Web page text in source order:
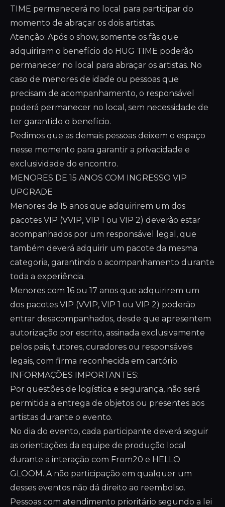
TIME permanecerá no local para participar do
momento de abraçar os dois artistas.
Atenção: Após o show, somente os fãs que
adquiriram o benefício do HUG TIME poderão
permanecer no local para abraçar os artistas. No
caso de menores de idade ou pessoas que
precisam de acompanhamento, o responsável
poderá permanecer no local, sem necessidade de
ter garantido o benefício.
Pedimos que as demais pessoas deixem o espaço
nesse momento para garantir a privacidade e
exclusividade do encontro.
MENORES DE 15 ANOS COM INGRESSO VIP
UPGRADE
Menores de 15 anos que adquirirem um dos
pacotes VIP (VVIP, VIP 1 ou VIP 2) deverão estar
acompanhados por um responsável legal, que
também deverá adquirir um pacote da mesma
categoria, garantindo o acompanhamento durante
toda a experiência.
Menores com 16 ou 17 anos que adquirirem um
dos pacotes VIP (VVIP, VIP 1 ou VIP 2) poderão
entrar desacompanhados, desde que apresentem
autorização por escrito, assinada exclusivamente
pelos pais, tutores, curadores ou responsáveis
legais, com firma reconhecida em cartório.
INFORMAÇÕES IMPORTANTES:
Por questões de logística e segurança, não será
permitida a entrega de objetos ou presentes aos
artistas durante o evento.
No dia do evento, cada participante deverá seguir
as orientações da equipe de produção local
durante a interação com From20 e HELLO
GLOOM. A não participação em qualquer um
desses eventos não dá direito ao reembolso.
Pessoas com atendimento prioritário segundo a lei